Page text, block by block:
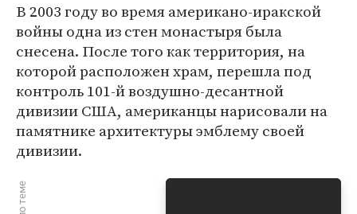
В 2003 году во время американо-иракской
войны одна из стен монастыря была
снесена. После того как территория, на
которой расположен храм, перешла под
контроль 101-й воздушно-десантной
дивизии США, американцы нарисовали на
памятнике архитектуры эмблему своей
дивизии.